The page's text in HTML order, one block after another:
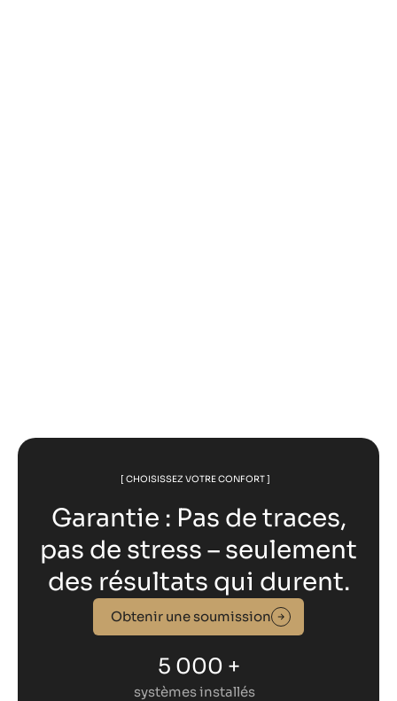
[ CHOISISSEZ VOTRE CONFORT ]
Garantie : Pas de traces,
pas de stress – seulement
des résultats qui durent.
Obtenir une soumission
5 000 +
systèmes installés